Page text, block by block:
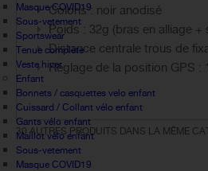
Masque COVID19
Sous-vetement
Sportswear
Tenue complète
Veste hiver
Enfant
Bonnets / casquettes velo enfant
Cuissard / Collant vélo enfant
Gants vélo enfant
Maillot vélo enfant
Sous-vetement
Masque COVID19
Coloris : noir anodisé
Poids : 32g (bras en alliage
Distance centrale trous de
Réglage de la position GPS :
30 AUTRES PRODUITS DANS LA MÊME